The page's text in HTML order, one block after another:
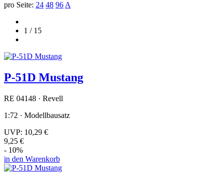
pro Seite: 24 48 96 A
1 / 15
P-51D Mustang
RE 04148 · Revell
1:72 · Modellbausatz
UVP: 10,29 €
9,25 €
- 10%
in den Warenkorb